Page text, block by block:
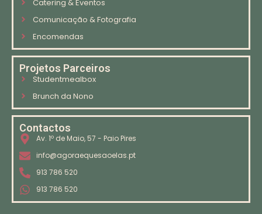
Catering & Eventos
Comunicação & Fotografia
Encomendas
Projetos Parceiros
Studentmealbox
Brunch da Nono
Contactos
Av. 1º de Maio, 57 - Paio Pires
info@agoraequesaoelas.pt
913 786 520
913 786 520